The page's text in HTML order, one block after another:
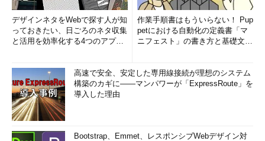
デザインネタをWebで探す人が知
っておきたい、日ごろのネタ収集
と活用を効率化する4つのアプリ
作業手順書はもういらない！ Pup
petにおける自動化の定義書「マ
ニフェスト」の書き方と基礎文法
高速で安全、安定した専用線接続が理想のシステム
構築のカギに――マンパワーが「ExpressRoute」を
導入した理由
Bootstrap、Emmet、レスポンシブWebデザイン対